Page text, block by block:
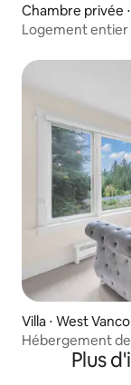
Chambre privée
Logement entier
Villa ⋅ West
Hébergement de
Plus